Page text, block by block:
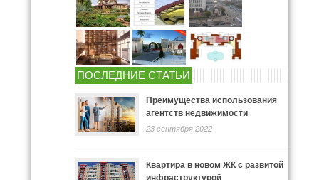
ПОСЛЕДНИЕ СТАТЬИ
Преимущества использования
агентств недвижимости
23 сентября 2022
Квартира в новом ЖК с развитой